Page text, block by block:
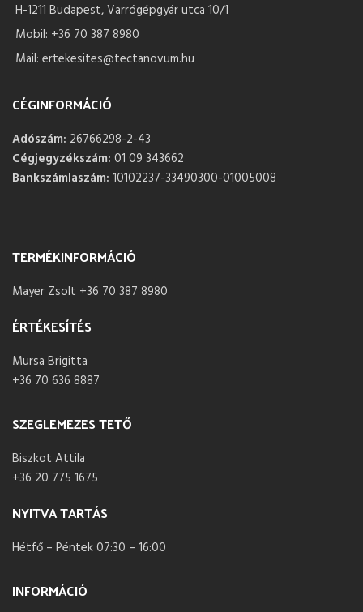
H-1211 Budapest, Varrógépgyár utca 10/1
Mobil: +36 70 387 8980
Mail: ertekesites@tectanovum.hu
CÉGINFORMÁCIÓ
Adószám: 26766298-2-43
Cégjegyzékszám: 01 09 343662
Bankszámlaszám: 10102237-33490300-01005008
TERMÉKINFORMÁCIÓ
Mayer Zsolt +36 70 387 8980
ÉRTÉKESÍTÉS
Mursa Brigitta
+36 70 636 8887
SZEGLEMEZES TETŐ
Biszkot Attila
+36 20 775 1675
NYITVA TARTÁS
Hétfő – Péntek 07:30 – 16:00
INFORMÁCIÓ